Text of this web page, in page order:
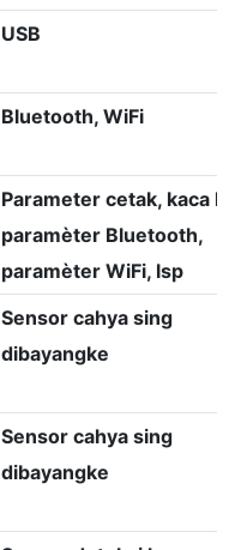
USB
Bluetooth, WiFi
Parameter cetak, kaca
paramèter Bluetooth,
paramèter WiFi, lsp
Sensor cahya sing
dibayangke
Sensor cahya sing
dibayangke